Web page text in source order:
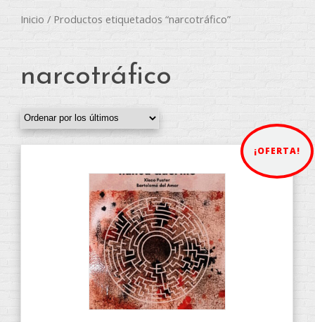
Inicio / Productos etiquetados “narcotráfico”
narcotráfico
¡OFERTA!